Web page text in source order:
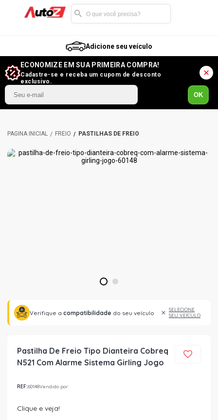
Adicione seu veículo
ECONOMIZE EM SUA PRIMEIRA COMPRA!
Cadastre-se e receba um cupom de desconto
exclusivo.
OK
FREIO PASTILHAS DE FREIO
1 2
Verifique a compatibilidade do seu veículo
SELECIONE
SEU VEÍCULO
Pastilha De Freio Tipo Dianteira Cobreq
N521 Com Alarme Sistema Girling Jogo
REF:60148Vendido por:
Clique e veja!